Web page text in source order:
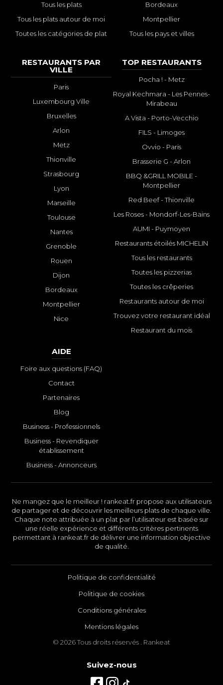
Tous les plats
Tous les plats autour de moi
Toutes les catégories de plat
Bordeaux
Montpellier
Tous les pays et villes
RESTAURANTS PAR
VILLE
Paris
Luxembourg Ville
Bruxelles
Arlon
Metz
Thionville
Strasbourg
Lyon
Marseille
Toulouse
Nantes
Grenoble
Rouen
Dijon
Bordeaux
Montpellier
Nice
TOP RESTAURANTS
Pocha ! - Metz
Royal Kechmara - Les Pennes-
Mirabeau
A Vista - Porto-Vecchio
FILS - Limoges
Ovvio - Paris
Brasserie G - Arlon
BBQ &GRILL MOBILE -
Montpellier
Red Beef - Thionville
Les Roses - Mondorf-Les-Bains
AUMI - Puymoyen
Restaurants étoilés MICHELIN
Tous les restaurants
Toutes les pizzerias
Toutes les crêperies
Restaurants autour de moi
Trouvez votre restaurant idéal
Restaurant du mois
AIDE
Foire aux questions (FAQ)
Contact
Partenaires
Blog
Business - Professionnels
Business - Revendiquer
établissement
Business - Annonceurs
Ne mangez que le meilleur ! rankeat.fr propose aux utilisateurs
de partager et de découvrir les meilleurs plats de chaque ville.
Chaque note attribuée à un plat par l’utilisateur est basée sur
une réelle expérience et différents critères pertinents
permettant à rankeat.fr de délivrer une information objective
de qualité.
Politique de confidentialité
Politique de cookies
Conditions générales
Mentions légales
© 2026 Tous droits réservés . Rankeat
Suivez-nous